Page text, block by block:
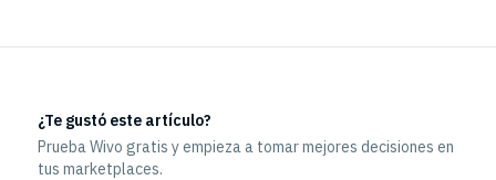
¿Te gustó este artículo?
Prueba Wivo gratis y empieza a tomar mejores decisiones en
tus marketplaces.